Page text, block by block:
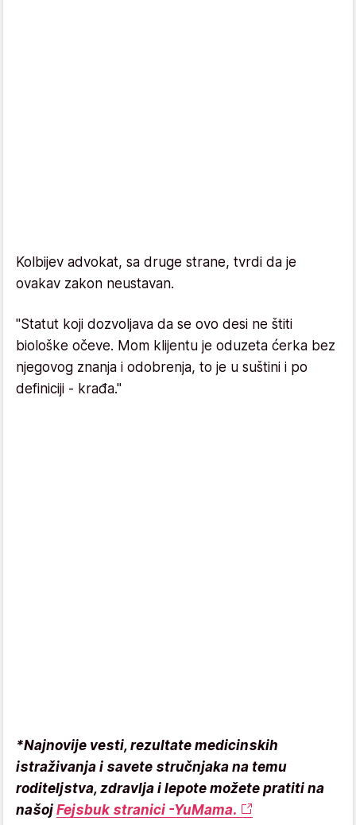
Kolbijev advokat, sa druge strane, tvrdi da je
ovakav zakon neustavan.
"Statut koji dozvoljava da se ovo desi ne štiti
biološke očeve. Mom klijentu je oduzeta ćerka bez
njegovog znanja i odobrenja, to je u suštini i po
definiciji - krađa."
*Najnovije vesti, rezultate medicinskih
istraživanja i savete stručnjaka na temu
roditeljstva, zdravlja i lepote možete pratiti na
našoj Fejsbuk stranici -YuMama.